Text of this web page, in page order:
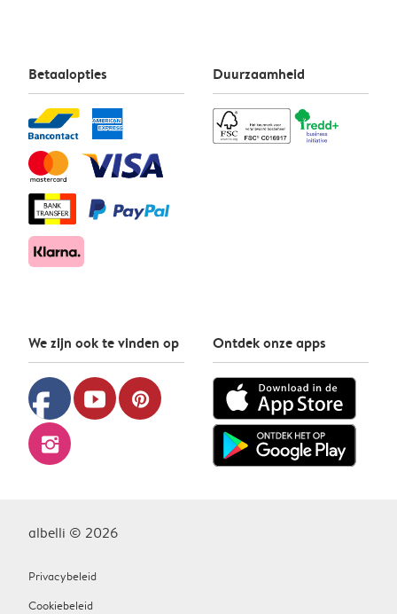
Betaalopties Duurzaamheid
We zijn ook te vinden op
facebook youtube pinterest
instagram
Ontdek onze apps
albelli © 2026
Privacybeleid
Cookiebeleid